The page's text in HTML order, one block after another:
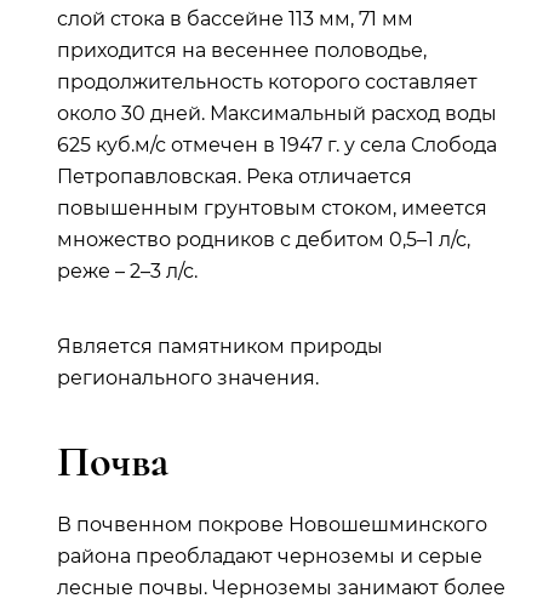
слой стока в бассейне 113 мм, 71 мм
приходится на весеннее половодье,
продолжительность которого составляет
около 30 дней. Максимальный расход воды
625 куб.м/с отмечен в 1947 г. у села Слобода
Петропавловская. Река отличается
повышенным грунтовым стоком, имеется
множество родников с дебитом 0,5–1 л/с,
реже – 2–3 л/с.
Является памятником природы
регионального значения.
Почва
В почвенном покрове Новошешминского
района преобладают черноземы и серые
лесные почвы. Черноземы занимают более